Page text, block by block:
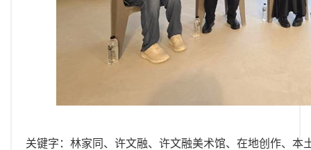
关键字：林家同、许文融、许文融美术馆、在地创作、本